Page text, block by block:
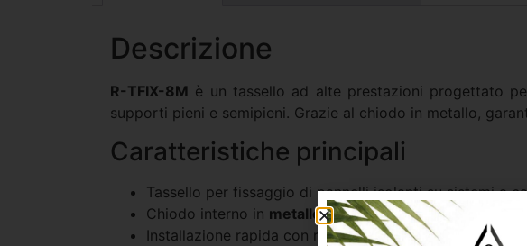
Descrizione
R-TFIX-8M è un tassello ad alte prestazioni progettato
supporti pieni e semipieni. Grazie al chiodo in metallo,
Caratteristiche principali
Tassello per fissaggio di pannelli isolanti su sistemi a
Chiodo interno in metallo ad alta resistenza
Installazione rapida con ridotto rischio di deformazione